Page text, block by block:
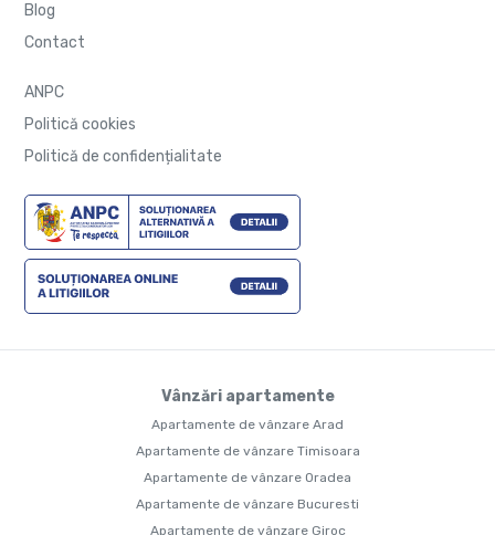
Blog
Contact
ANPC
Politică cookies
Politică de confidențialitate
Vânzări apartamente
Apartamente de vânzare Arad
Apartamente de vânzare Timisoara
Apartamente de vânzare Oradea
Apartamente de vânzare Bucuresti
Apartamente de vânzare Giroc